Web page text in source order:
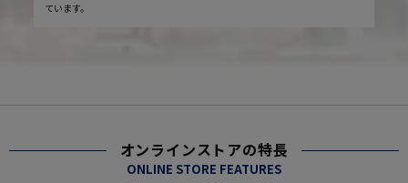
ています。
オンラインストアの特長
ONLINE STORE FEATURES